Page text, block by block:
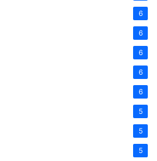
6
6
6
6
6
5
5
5